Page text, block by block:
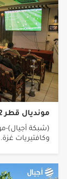
مونديال قطر 2022 ينعش مقاهي وكافتيريات غزة.
وكافتيريات غزة.